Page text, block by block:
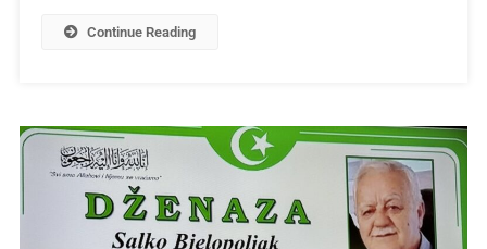
Continue Reading